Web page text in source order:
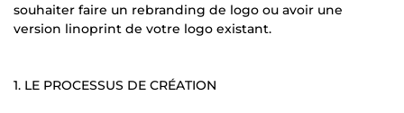
souhaiter faire un rebranding de logo ou avoir une
version linoprint de votre logo existant.
1. LE PROCESSUS DE CRÉATION